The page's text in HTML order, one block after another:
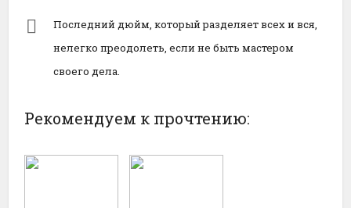
Последний дюйм, который разделяет всех и вся,
нелегко преодолеть, если не быть мастером
своего дела.
Рекомендуем к прочтению: